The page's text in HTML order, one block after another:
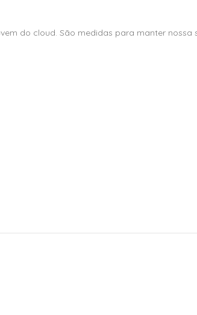
do cloud. São medidas para manter